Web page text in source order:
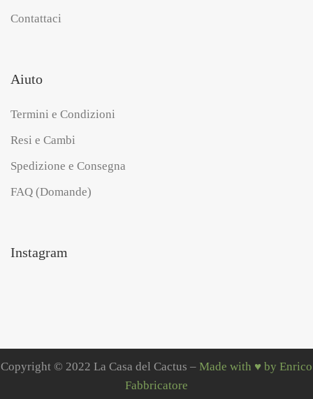
Contattaci
Aiuto
Termini e Condizioni
Resi e Cambi
Spedizione e Consegna
FAQ (Domande)
Instagram
Copyright © 2022 La Casa del Cactus – Made with ♥ by Enrico
Fabbricatore